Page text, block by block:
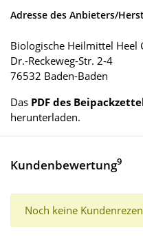
Adresse des Anbieters/
Biologische Heilmittel Heel
Dr.-Reckeweg-Str. 2-4
76532 Baden-Baden
Das PDF des
herunterladen.
Kundenbewertung9
Noch keine